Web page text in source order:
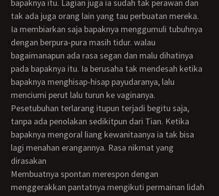
bapaknya itu. Lagian juga ia sudah tak perawan dan
tak ada juga orang lain yang tau perbuatan mereka.
Ia membiarkan saja bapaknya menggumuli tubuhnya
dengan berpura-pura masih tidur. walau
bagaimanapun ada rasa segan dan malu dihatinya
pada bapaknya itu. Ia berusaha tak mendesah ketika
bapaknya menghisap-hisap payudaranya, lalu
menciumi perut lalu turun ke vaginanya.
Pesetubuhan terlarang itupun terjadi begitu saja,
tanpa ada penolakan sedikitpun dari Tian. Ketika
bapaknya mengoral liang kewanitaanya ia tak bisa
lagi menahan erangannya. Rasa nikmat yang
dirasakan
membuatnya spontan merespon dengan
menggerakkan pantatnya mengikuti permainan lidah